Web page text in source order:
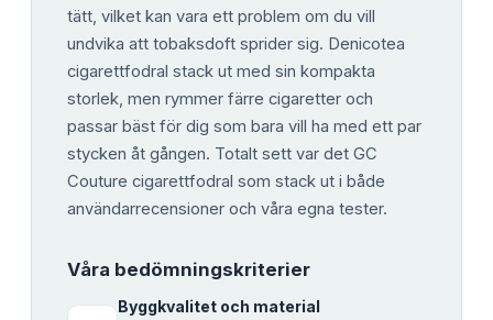
tätt, vilket kan vara ett problem om du vill
undvika att tobaksdoft sprider sig. Denicotea
cigarettfodral stack ut med sin kompakta
storlek, men rymmer färre cigaretter och
passar bäst för dig som bara vill ha med ett par
stycken åt gången. Totalt sett var det GC
Couture cigarettfodral som stack ut i både
användarrecensioner och våra egna tester.
Våra bedömningskriterier
Byggkvalitet och material